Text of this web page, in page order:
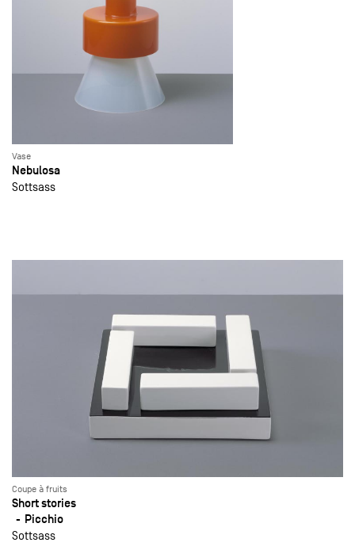
Vase
Nebulosa
Sottsass
Coupe à fruits
Short stories
Picchio
Sottsass